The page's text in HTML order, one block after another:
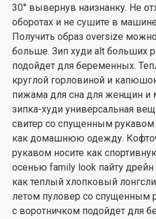
30° вывернув наизнанку. Не
оборотах и не сушите в
Получить образ oversize
больше. Зип худи alt больших
подойдет для беременных.
круглой горловиной и
пижама для сна для женщин и
зипка-худи универсальная
свитер со спущенным рукавом
как домашнюю одежду.
рукавом носите как
осенью family look пайту
как теплый хлопковый
летом пуловер со спущенным
с воротничком подойдет для